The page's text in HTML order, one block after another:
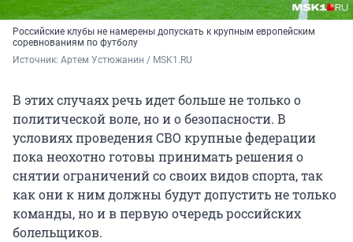
Российские клубы не намерены допускать к крупным европейским
соревнованиям по футболу
Источник: Артем Устюжанин / MSK1.RU
В этих случаях речь идет больше не только о
политической воле, но и о безопасности. В
условиях проведения СВО крупные федерации
пока неохотно готовы принимать решения о
снятии ограничений со своих видов спорта, так
как они к ним должны будут допустить не только
команды, но и в первую очередь российских
болельщиков.